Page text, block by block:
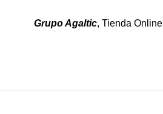
Grupo Agaltic, Tienda Online